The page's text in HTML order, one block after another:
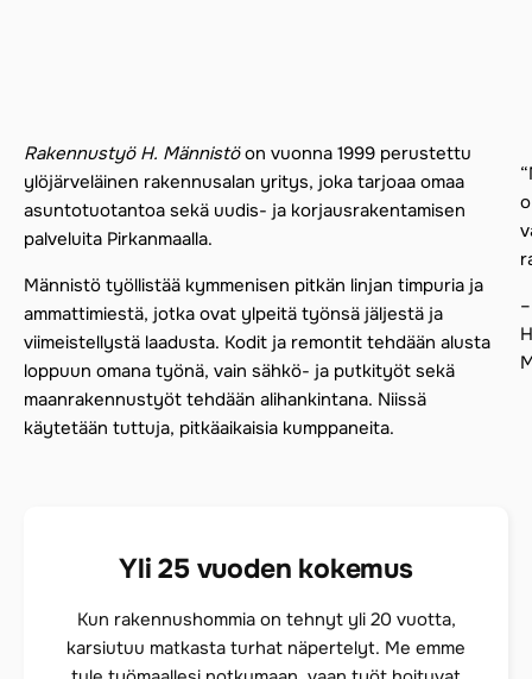
Rakennustyö H. Männistöon vuonna 1999 perustettu
ylöjärveläinen rakennusalan yritys, joka tarjoaa omaa
asuntotuotantoa sekä uudis- ja korjausrakentamisen
palveluita Pirkanmaalla.
Männistö työllistää kymmenisen pitkän linjan timpuria ja
ammattimiestä, jotka ovat ylpeitä työnsä jäljestä ja
viimeistellystä laadusta. Kodit ja remontit tehdään alusta
loppuun omana työnä, vain sähkö- ja putkityöt sekä
maanrakennustyöt tehdään alihankintana. Niissä
käytetään tuttuja, pitkäaikaisia kumppaneita.
–
Yli 25 vuoden kokemus
Kun rakennushommia on tehnyt yli 20 vuotta,
karsiutuu matkasta turhat näpertelyt. Me emme